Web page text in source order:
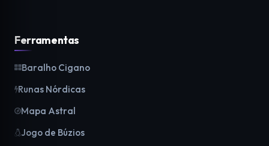
Ferramentas
Baralho Cigano
Runas Nórdicas
Mapa Astral
Jogo de Búzios